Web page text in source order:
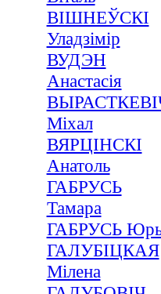
ВІШНЕЎСКІ
Уладзімір
ВУДЭН
Анастасія
Міхал
ВЯРЦІНСКІ
Анатоль
ГАБРУСЬ
Тамара
ГАБРУСЬ
ГАЛУБІЦКАЯ
Мілена